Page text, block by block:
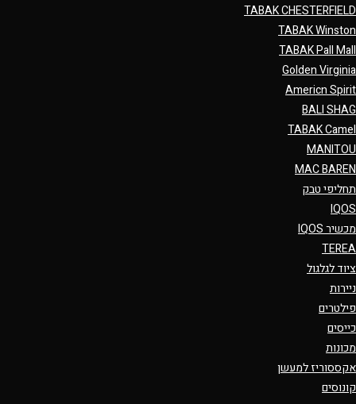
TABAK CHESTERFIELD
TABAK Winston
TABAK Pall Mall
Golden Virginia
Americn Spirit
BALI SHAG
TABAK Camel
MANITOU
MAC BAREN
תחליפי טבק
IQOS
מכשיר IQOS
TEREA
ציוד לגלגול
ניירות
פילטרים
כייסים
מכונות
אקססוריז למעשן
קונוסים